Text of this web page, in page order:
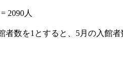
2090人
数を1とすると、5月の入館者